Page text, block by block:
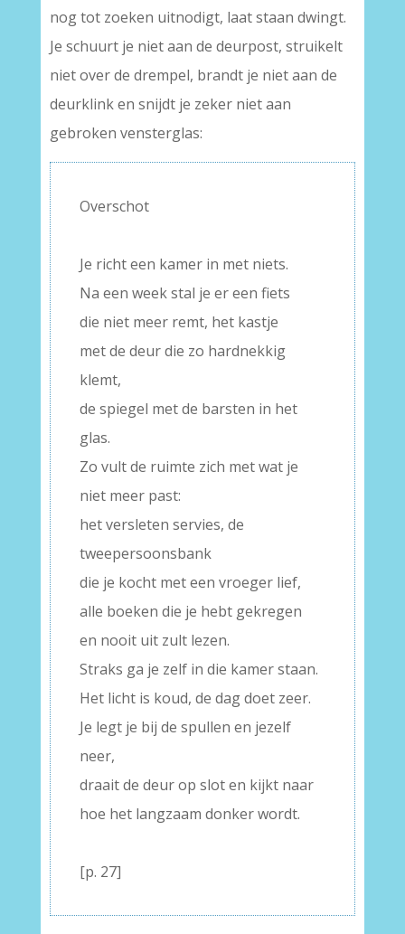
nog tot zoeken uitnodigt, laat staan dwingt.
Je schuurt je niet aan de deurpost, struikelt
niet over de drempel, brandt je niet aan de
deurklink en snijdt je zeker niet aan
gebroken vensterglas:
Overschot
Je richt een kamer in met niets.
Na een week stal je er een fiets
die niet meer remt, het kastje
met de deur die zo hardnekkig
klemt,
de spiegel met de barsten in het
glas.
Zo vult de ruimte zich met wat je
niet meer past:
het versleten servies, de
tweepersoonsbank
die je kocht met een vroeger lief,
alle boeken die je hebt gekregen
en nooit uit zult lezen.
Straks ga je zelf in die kamer staan.
Het licht is koud, de dag doet zeer.
Je legt je bij de spullen en jezelf
neer,
draait de deur op slot en kijkt naar
hoe het langzaam donker wordt.
[p. 27]